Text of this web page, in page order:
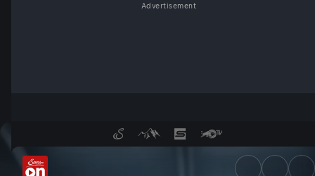
Advertisement
KI im Gehirn? - ServusTV On